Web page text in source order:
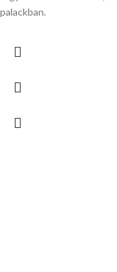
palackban.